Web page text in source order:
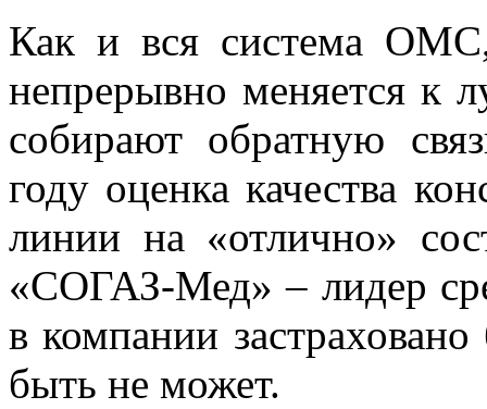
Как и вся система
непрерывно меняется к
собирают обратную
году оценка качества
линии на «отлично»
«СОГАЗ-Мед» – лидер
в компании
быть не может.